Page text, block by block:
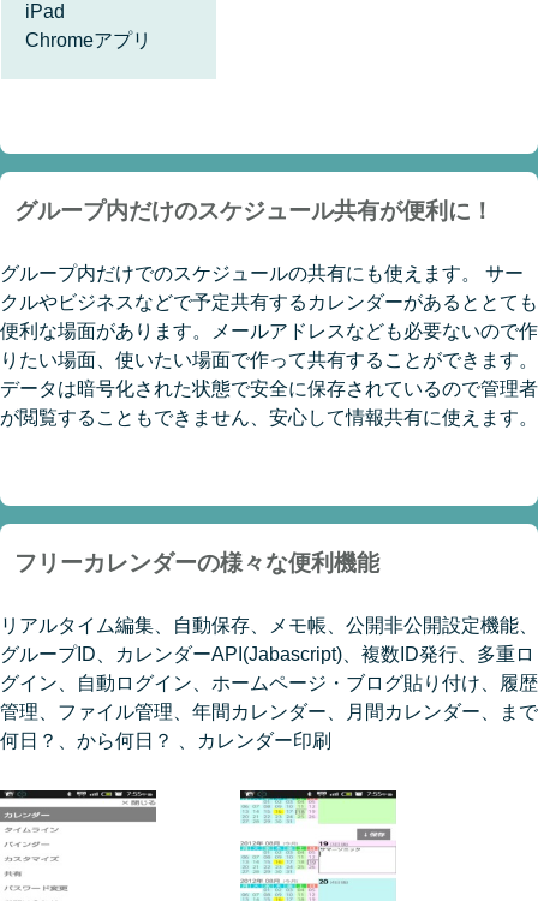
iPad
Chromeアプリ
グループ内だけのスケジュール共有が便利に！
グループ内だけでのスケジュールの共有にも使えます。 サー
クルやビジネスなどで予定共有するカレンダーがあるととても
便利な場面があります。メールアドレスなども必要ないので作
りたい場面、使いたい場面で作って共有することができます。
データは暗号化された状態で安全に保存されているので管理者
が閲覧することもできません、安心して情報共有に使えます。
フリーカレンダーの様々な便利機能
リアルタイム編集、自動保存、メモ帳、公開非公開設定機能、
グループID、カレンダーAPI(Jabascript)、複数ID発行、多重ロ
グイン、自動ログイン、ホームページ・ブログ貼り付け、履歴
管理、ファイル管理、年間カレンダー、月間カレンダー、まで
何日？、から何日？ 、カレンダー印刷